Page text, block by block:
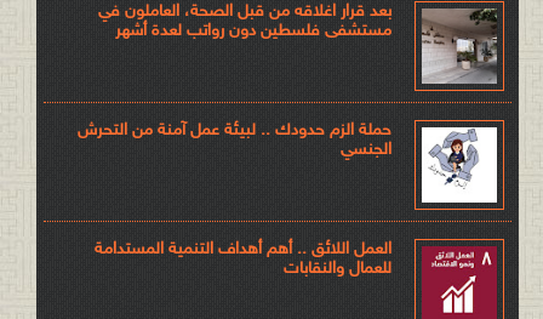
بعد قرار اغلاقه من قبل الصحة، العاملون في
مستشفى فلسطين دون رواتب لعدة أشهر
حملة الزم حدودك .. لبيئة عمل آمنة من التحرش
الجنسي
العمل اللائق .. أهم أهداف التنمية المستدامة
للعمال والنقابات